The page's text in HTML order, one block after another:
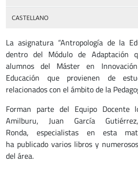
CASTELLANO
La asignatura “Antropología de la
dentro del Módulo de Adaptación
alumnos del Máster en
Educación que provienen de
relacionados con el ámbito de la
Forman parte del Equipo Docente
Amilburu, Juan García
Ronda, especialistas en esta
ha publicado varios libros y
del área.